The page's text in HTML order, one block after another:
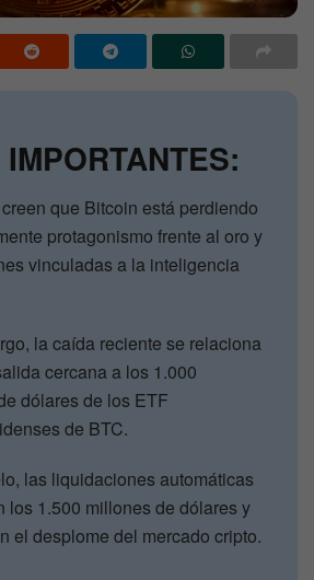
que Bitcoin está perdiendo
protagonismo frente al oro y
vinculadas a la inteligencia
la caída reciente se relaciona
cercana a los 1.000
dólares de los ETF
de BTC.
las liquidaciones automáticas
los 1.500 millones de dólares y
el desplome del mercado cripto.